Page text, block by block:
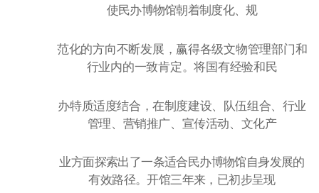
使民办博物馆朝着制度化、规
范化的方向不断发展，赢得各级文物管理部门和
行业内的一致肯定。将国有经验和民
办特质适度结合，在制度建设、队伍组合、行业
管理、营销推广、宣传活动、文化产
业方面探索出了一条适合民办博物馆自身发展的
有效路径。开馆三年来，已初步呈现